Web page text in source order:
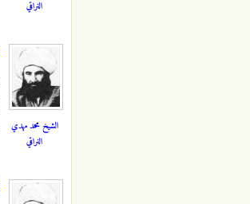
النراقي
الشيخ محمد مهدي
النراقي